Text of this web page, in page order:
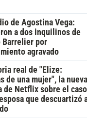
de Agostina Vega:
a dos inquilinos de
Barrelier por
agravado
real de "Elize:
de una mujer", la nueva
de Netflix sobre el caso
que descuartizó